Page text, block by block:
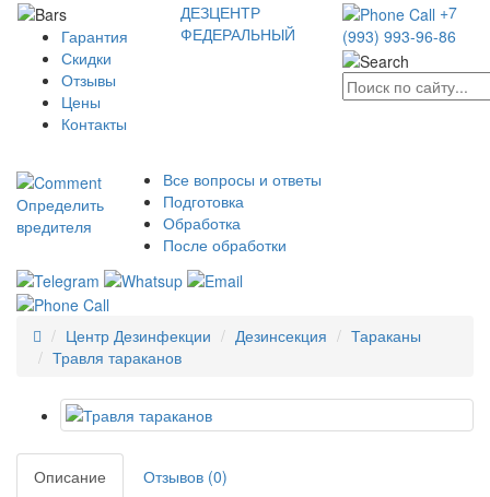
Гарантия
Скидки
Отзывы
Цены
Контакты
ДЕЗЦЕНТР
ФЕДЕРАЛЬНЫЙ
+7
(993) 993-96-86
Определить
вредителя
Все вопросы и ответы
Подготовка
Обработка
После обработки
Центр Дезинфекции Дезинсекция
Тараканы
Травля тараканов
Описание
Отзывов (0)